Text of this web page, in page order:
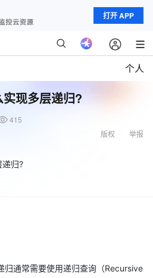
打开 APP
个人
现多层递归?
415
举报
版权
递归?
归通常需要使用递归查询（Recursive